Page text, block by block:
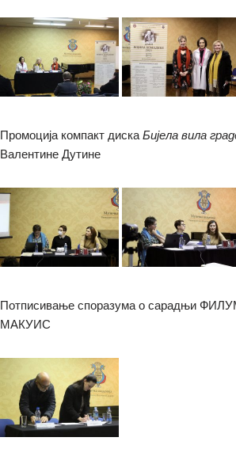
Промоција компакт диска Бијела вила
Валентине Дутине
Потписивање споразума о сарадњи
МАКУИС